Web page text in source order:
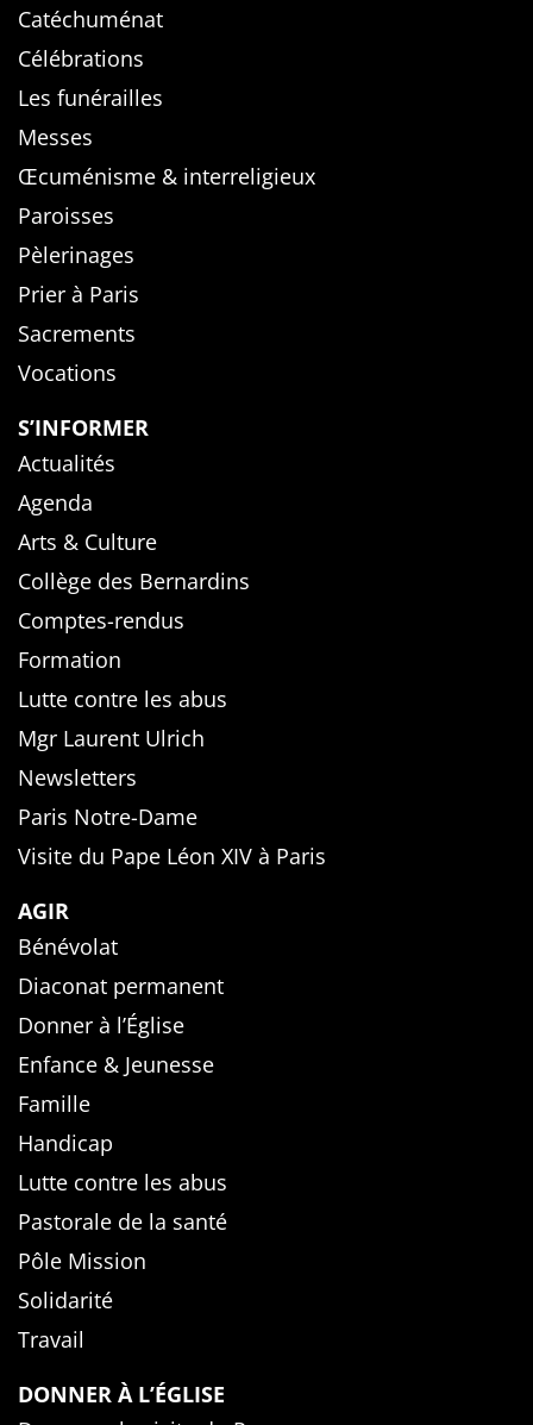
Catéchuménat
Célébrations
Les funérailles
Messes
Œcuménisme & interreligieux
Paroisses
Pèlerinages
Prier à Paris
Sacrements
Vocations
S’INFORMER
Actualités
Agenda
Arts & Culture
Collège des Bernardins
Comptes-rendus
Formation
Lutte contre les abus
Mgr Laurent Ulrich
Newsletters
Paris Notre-Dame
Visite du Pape Léon XIV à Paris
AGIR
Bénévolat
Diaconat permanent
Donner à l’Église
Enfance & Jeunesse
Famille
Handicap
Lutte contre les abus
Pastorale de la santé
Pôle Mission
Solidarité
Travail
DONNER À L’ÉGLISE